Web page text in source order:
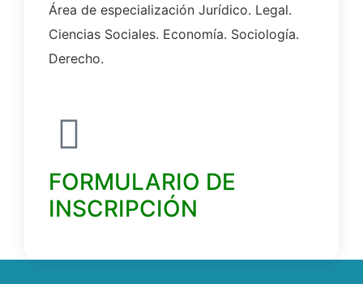
Área de especialización Jurídico. Legal.
Ciencias Sociales. Economía. Sociología.
Derecho.
FORMULARIO DE
INSCRIPCIÓN